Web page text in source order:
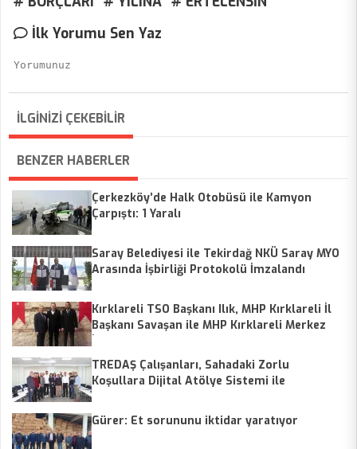
İlk Yorumu Sen Yaz
İLGİNİZİ ÇEKEBİLİR
BENZER HABERLER
Çerkezköy’de Halk Otobüsü ile Kamyon
Çarpıştı: 1 Yaralı
Saray Belediyesi ile Tekirdağ NKÜ Saray MYO
Arasında İşbirliği Protokolü İmzalandı
Kırklareli TSO Başkanı Ilık, MHP Kırklareli İl
Başkanı Savaşan ile MHP Kırklareli Merkez
TREDAŞ Çalışanları, Sahadaki Zorlu
Koşullara Dijital Atölye Sistemi ile
Gürer: Et sorununu iktidar yaratıyor